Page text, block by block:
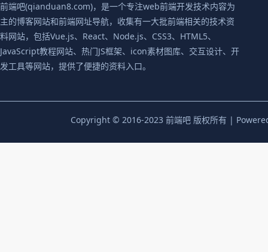
前端吧(qianduan8.com)，是一个专注web前端开发技术内容为
主的博客网站和前端网址导航，收集有一大批前端相关的技术资
料网站，包括Vue.js、React、Node.js、CSS3、HTML5、
JavaScript教程网站、热门JS框架、icon素材图库、交互设计、开
发工具等网站，提供了便捷的资料入口。
Copyright © 2016-2023 前端吧 版权所有 |